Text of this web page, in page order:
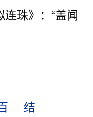
连珠》：“盖闻
结